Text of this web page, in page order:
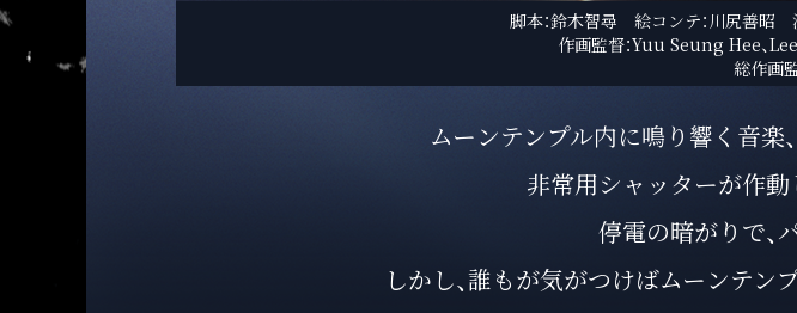
脚本：鈴木智尋 絵コンテ：川尻善
作画監督：Yuu Seung Hee、
総作画
ムーンテンプル内に鳴り響く音楽
非常用シャッターが作動
停電の暗がりで、
しかし、誰もが気がつけばムーンテン